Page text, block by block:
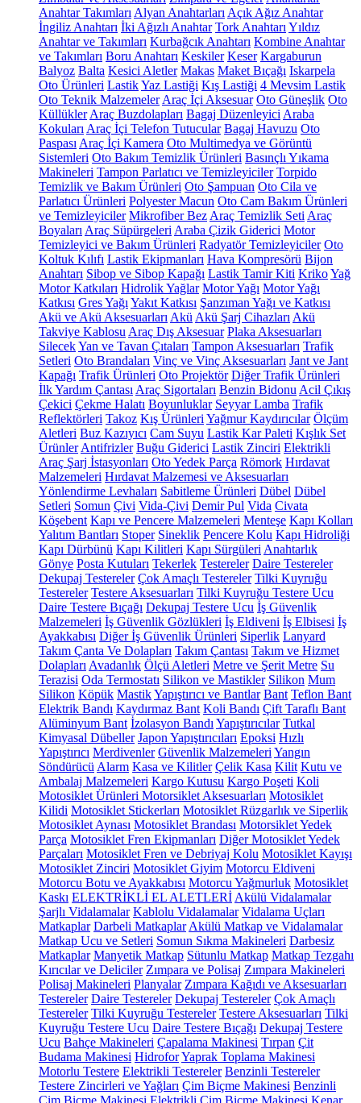
Anahtar Takımları Alyan Anahtarları Açık Ağız Anahtar
İngiliz Anahtarı İki Ağızlı Anahtar Tork Anahtarı Yıldız
Anahtar ve Takımları Kurbağcık Anahtarı Kombine Anahtar
ve Takımları Boru Anahtarı Keskiler Keser Kargaburun
Balyoz Balta Kesici Aletler Makas Maket Bıçağı Iskarpela
Oto Ürünleri LastikYaz Lastiği Kış Lastiği 4 Mevsim Lastik
Oto Teknik Malzemeler Araç İçi Aksesuar Oto Güneşlik Oto
Küllükler Araç Buzdolapları Bagaj Düzenleyici Araba
Kokuları Araç İçi Telefon Tutucular Bagaj Havuzu Oto
Paspası Araç İçi Kamera Oto Multimedya ve Görüntü
Sistemleri Oto Bakım Temizlik Ürünleri Basınçlı Yıkama
Makineleri Tampon Parlatıcı ve Temizleyiciler Torpido
Temizlik ve Bakım Ürünleri Oto Şampuan Oto Cila ve
Parlatıcı Ürünleri Polyester Macun Oto Cam Bakım Ürünleri
ve Temizleyiciler Mikrofiber Bez Araç Temizlik Seti Araç
Boyaları Araç Süpürgeleri Araba Çizik Giderici Motor
Temizleyici ve Bakım Ürünleri Radyatör Temizleyiciler Oto
Koltuk Kılıfı Lastik Ekipmanları Hava Kompresörü Bijon
Anahtarı Sibop ve Sibop Kapağı Lastik Tamir Kiti KrikoYağ
Motor Katkıları Hidrolik Yağlar Motor Yağı Motor Yağı
Katkısı Gres Yağı Yakıt Katkısı Şanzıman Yağı ve Katkısı
Akü ve Akü Aksesuarları Akü Akü Şarj Cihazları Akü
Takviye Kablosu Araç Dış Aksesuar Plaka Aksesuarları
SilecekYan ve Tavan Çıtaları Tampon Aksesuarları Trafik
Setleri Oto Brandaları Vinç ve Vinç Aksesuarları Jant ve Jant
Kapağı Trafik Ürünleri Oto Projektör Diğer Trafik Ürünleri
İlk Yardım Çantası Araç Sigortaları Benzin Bidonu Acil Çıkış
Çekici Çekme Halatı Boyunluklar Seyyar Lamba Trafik
Reflektörleri Takoz Kış Ürünleri Yağmur Kaydırıcılar Ölçüm
Aletleri Buz Kazıyıcı Cam Suyu Lastik Kar Paleti Kışlık Set
Ürünler Antifrizler Buğu Giderici Lastik Zinciri Elektrikli
Araç Şarj İstasyonları Oto Yedek Parça Römork Hırdavat
Malzemeleri Hırdavat Malzemesi ve Aksesuarları
Yönlendirme Levhaları Sabitleme Ürünleri Dübel Dübel
Setleri Somun Çivi Vida-Çivi Demir Pul Vida Civata
Köşebent Kapı ve Pencere Malzemeleri Menteşe Kapı Kolları
Yalıtım Bantları Stoper Sineklik Pencere Kolu Kapı Hidroliği
Kapı Dürbünü Kapı Kilitleri Kapı Sürgüleri Anahtarlık
Gönye Posta Kutuları Tekerlek Testereler Daire Testereler
Dekupaj Testereler Çok Amaçlı Testereler Tilki Kuyruğu
Testereler Testere Aksesuarları Tilki Kuyruğu Testere Ucu
Daire Testere Bıçağı Dekupaj Testere Ucu İş Güvenlik
Malzemeleri İş Güvenlik Gözlükleri İş Eldiveni İş Elbisesi İş
Ayakkabısı Diğer İş Güvenlik Ürünleri Siperlik Lanyard
Takım Çanta Ve Dolapları Takım Çantası Takım ve Hizmet
Dolapları Avadanlık Ölçü Aletleri Metre ve Şerit Metre Su
Terazisi Oda Termostatı Silikon ve Mastikler Silikon Mum
Silikon Köpük MastikYapıştırıcı ve Bantlar Bant Teflon Bant
Elektrik Bandı Kaydırmaz Bant Koli Bandı Çift Taraflı Bant
Alüminyum Bant İzolasyon Bandı Yapıştırıcılar Tutkal
Kimyasal Dübeller Japon Yapıştırıcıları Epoksi Hızlı
Yapıştırıcı Merdivenler Güvenlik Malzemeleri Yangın
Söndürücü Alarm Kasa ve Kilitler Çelik Kasa Kilit Kutu ve
Ambalaj Malzemeleri Kargo Kutusu Kargo Poşeti Koli
Motosiklet Ürünleri Motorsiklet Aksesuarları Motosiklet
Kilidi Motosiklet Stickerları Motosiklet Rüzgarlık ve Siperlik
Motosiklet Aynası Motosiklet Brandası Motorsiklet Yedek
Parça Motosiklet Fren Ekipmanları Diğer Motosiklet Yedek
Parçaları Motosiklet Fren ve Debriyaj Kolu Motosiklet Kayışı
Motosiklet Zinciri Motosiklet Giyim Motorcu Eldiveni
Motorcu Botu ve Ayakkabısı Motorcu Yağmurluk Motosiklet
Kaskı ELEKTRİKLİ EL ALETLERİ Akülü Vidalamalar
Şarjlı Vidalamalar Kablolu Vidalamalar Vidalama Uçları
Matkaplar Darbeli Matkaplar Akülü Matkap ve Vidalamalar
Matkap Ucu ve Setleri Somun Sıkma Makineleri Darbesiz
Matkaplar Manyetik Matkap Sütunlu Matkap Matkap Tezgahı
Kırıcılar ve Deliciler Zımpara ve Polisaj Zımpara Makineleri
Polisaj Makineleri Planyalar Zımpara Kağıdı ve Aksesuarları
Testereler Daire Testereler Dekupaj Testereler Çok Amaçlı
Testereler Tilki Kuyruğu Testereler Testere Aksesuarları Tilki
Kuyruğu Testere Ucu Daire Testere Bıçağı Dekupaj Testere
Ucu Bahçe Makineleri Çapalama Makinesi Tırpan Çit
Budama Makinesi HidroforYaprak Toplama Makinesi
Motorlu Testere Elektrikli Testereler Benzinli Testereler
Testere Zincirleri ve Yağları Çim Biçme Makinesi Benzinli
Çim Biçme Makinesi Elektrikli Çim Biçme Makinesi Kenar